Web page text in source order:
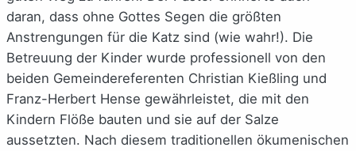
daran, dass ohne Gottes Segen die größten
Anstrengungen für die Katz sind (wie wahr!). Die
Betreuung der Kinder wurde professionell von den
beiden Gemeindereferenten Christian Kießling und
Franz-Herbert Hense gewährleistet, die mit den
Kindern Flöße bauten und sie auf der Salze
aussetzten. Nach diesem traditionellen ökumenischen